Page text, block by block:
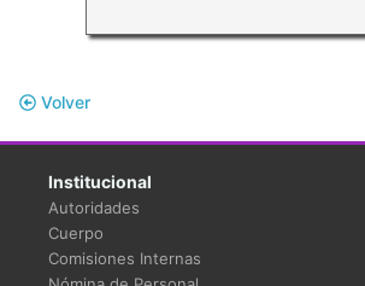
Volver
Institucional
Autoridades
Cuerpo
Comisiones Internas